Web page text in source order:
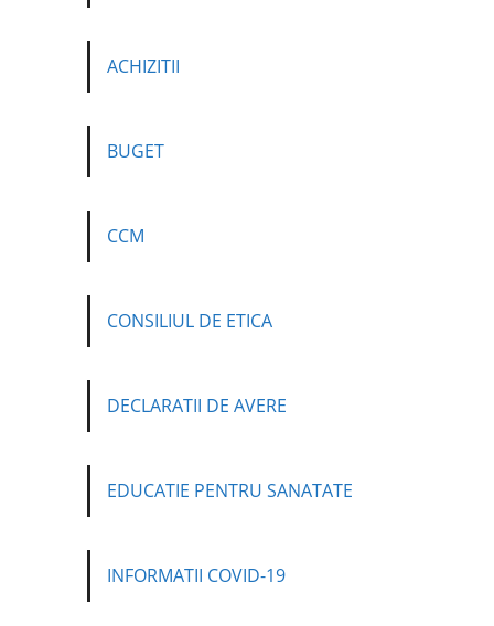
ACHIZITII
BUGET
CCM
CONSILIUL DE ETICA
DECLARATII DE AVERE
EDUCATIE PENTRU SANATATE
INFORMATII COVID-19